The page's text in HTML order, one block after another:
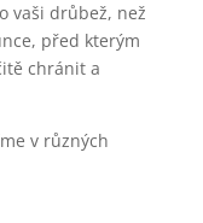
vaši drůbež, než
před kterým
chránit a
v různých